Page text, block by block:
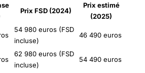
Prix FSD (2024)
Prix estimé
(2025)
54 980 euros (FSD
incluse)
46 490 euros
62 980 euros (FSD
incluse)
54 490 euros